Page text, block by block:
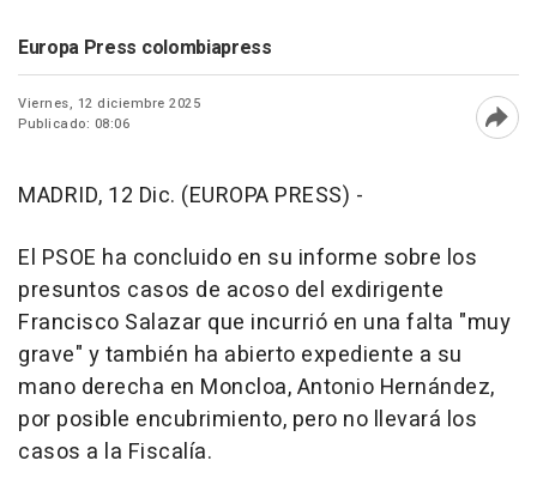
Europa Press colombiapress
Viernes, 12 diciembre 2025
Publicado: 08:06
MADRID, 12 Dic. (EUROPA PRESS) -
El PSOE ha concluido en su informe sobre los
presuntos casos de acoso del exdirigente
Francisco Salazar que incurrió en una falta "muy
grave" y también ha abierto expediente a su
mano derecha en Moncloa, Antonio Hernández,
por posible encubrimiento, pero no llevará los
casos a la Fiscalía.